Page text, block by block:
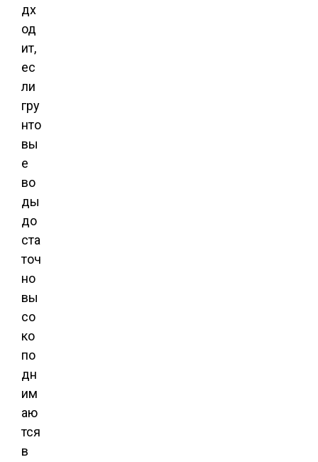
дх
од
ит,
ес
ли
гру
нто
вы
е
во
ды
до
ста
точ
но
вы
со
ко
по
дн
им
аю
тся
в